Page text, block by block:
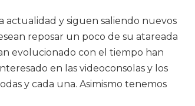
actualidad y siguen saliendo nuevos
reposar un poco de su atareada
evolucionado con el tiempo han
en las videoconsolas y los
y cada una. Asimismo tenemos